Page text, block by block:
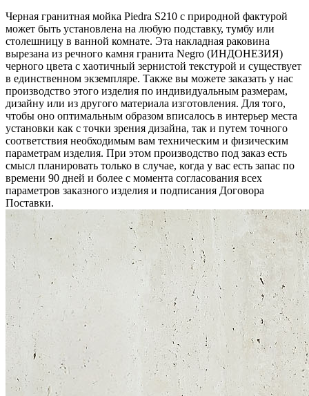
Черная гранитная мойка Piedra S210 с природной фактурой
может быть установлена на любую подставку, тумбу или
столешницу в ванной комнате. Эта накладная раковина
вырезана из речного камня гранита Negro (ИНДОНЕЗИЯ)
черного цвета c хаотичный зернистой текстурой и существует
в единственном экземпляре. Также вы можете заказать у нас
производство этого изделия по индивидуальным размерам,
дизайну или из другого материала изготовления. Для того,
чтобы оно оптимальным образом вписалось в интерьер места
установки как с точки зрения дизайна, так и путем точного
соответствия необходимым вам техническим и физическим
параметрам изделия. При этом производство под заказ есть
смысл планировать только в случае, когда у вас есть запас по
времени 90 дней и более с момента согласования всех
параметров заказного изделия и подписания Договора
Поставки.